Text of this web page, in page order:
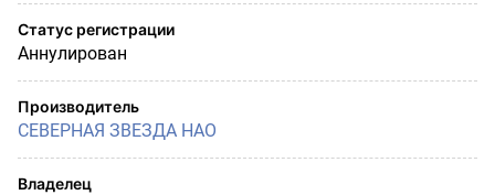
Статус регистрации
Аннулирован
Производитель
СЕВЕРНАЯ ЗВЕЗДА НАО
Владелец